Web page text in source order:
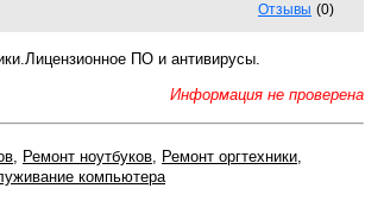
Отзывы (0)
ПО и антивирусы.
Информация не проверена
, Ремонт ноутбуков, Ремонт оргтехники,
компьютера